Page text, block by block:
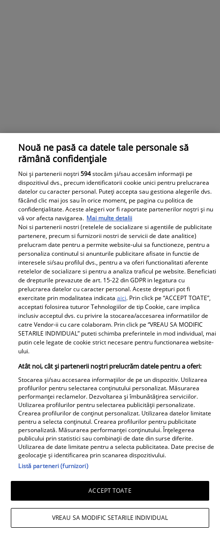
Daniela Nane, dezvăluiri după
despărțirea de Octavian Ene. Cum se
simte actrița: „Nu simt nicio lipsă”
Nouă ne pasă ca datele tale personale să
rămână confidențiale
Noi și partenerii noștri594stocăm și/sau accesăm informații pe
dispozitivul dvs., precum identificatorii cookie unici pentru prelucrarea
datelor cu caracter personal. Puteți accepta sau gestiona alegerile dvs.
făcând clic mai jos sau în orice moment, pe pagina cu politica de
confidențialitate. Aceste alegeri vor fi raportate partenerilor noștri și nu
vă vor afecta navigarea. Mai multe detalii
Noi si partenerii nostri (retelele de socializare si agentiile de publicitate
partenere, precum si furnizorii nostri de servicii de date analitice)
prelucram date pentru a permite website-ului sa functioneze, pentru a
personaliza continutul si anunturile publicitare afisate in functie de
interesele si/sau profilul dvs., pentru a va oferi functionalitati aferente
retelelor de socializare si pentru a analiza traficul pe website. Beneficiati
de drepturile prevazute de art. 15-22 din GDPR in legatura cu
prelucrarea datelor cu caracter personal. Aceste drepturi pot fi
exercitate prin modalitatea indicataaici. Prin click pe “ACCEPT TOATE”,
acceptati folosirea tuturor Tehnologiilor de tip Cookie, care implica
inclusiv acceptul dvs. cu privire la stocarea/accesarea informatiilor de
catre Vendor-ii cu care colaboram. Prin click pe “VREAU SA MODIFIC
SETARILE INDIVIDUAL” puteti schimba preferintele in mod individual, mai
putin cele legate de cookie strict necesare pentru functionarea website-
ului.
Atât noi, cât și partenerii noștri prelucrăm datele pentru a oferi:
Stocarea și/sau accesarea informațiilor de pe un dispozitiv. Utilizarea
profilurilor pentru selectarea conținutului personalizat. Măsurarea
performanței reclamelor. Dezvoltarea și îmbunătățirea serviciilor.
Utilizarea profilurilor pentru selectarea publicității personalizate.
Crearea profilurilor de conținut personalizat. Utilizarea datelor limitate
pentru a selecta conținutul. Crearea profilurilor pentru publicitate
personalizată. Măsurarea performanței conținutului. Înțelegerea
publicului prin statistici sau combinații de date din surse diferite.
Utilizarea de date limitate pentru a selecta publicitatea. Date precise de
geolocație și identificarea prin scanarea dispozitivului.
Listă parteneri (furnizori)
ACCEPT TOATE
VREAU SA MODIFIC SETARILE INDIVIDUAL